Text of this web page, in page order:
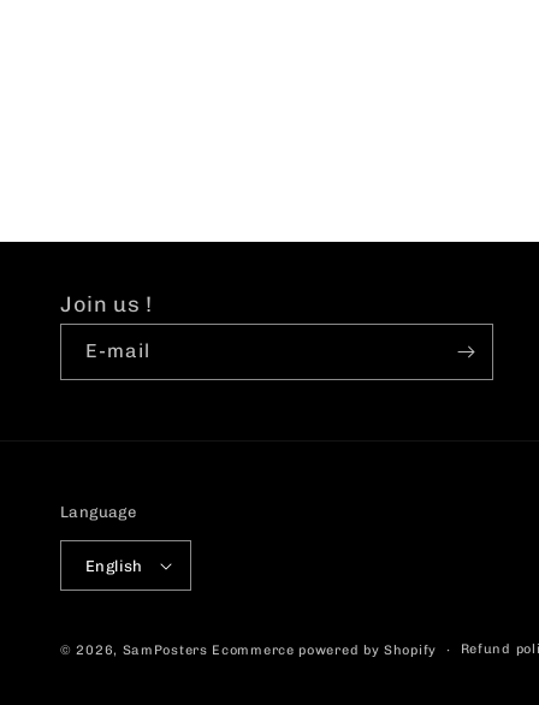
Join us !
E-mail
Language
English
© 2026, SamPosters Ecommerce powered by Shopify Refund